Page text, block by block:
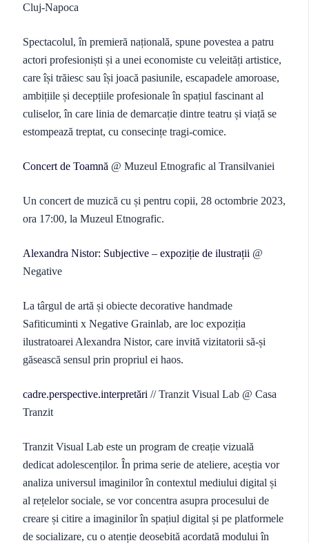
Cluj-Napoca
Spectacolul, în premieră națională, spune povestea a patru
actori profesioniști și a unei economiste cu veleități artistice,
care își trăiesc sau își joacă pasiunile, escapadele amoroase,
ambițiile și decepțiile profesionale în spațiul fascinant al
culiselor, în care linia de demarcație dintre teatru și viață se
estompează treptat, cu consecințe tragi-comice.
Concert de Toamnă @ Muzeul Etnografic al Transilvaniei
Un concert de muzică cu și pentru copii, 28 octombrie 2023,
ora 17:00, la Muzeul Etnografic.
Alexandra Nistor: Subjective – expoziție de ilustrații @
Negative
La târgul de artă și obiecte decorative handmade
Safiticuminti x Negative Grainlab, are loc expoziția
ilustratoarei Alexandra Nistor, care invită vizitatorii să-și
găsească sensul prin propriul ei haos.
cadre.perspective.interpretări // Tranzit Visual Lab @ Casa
Tranzit
Tranzit Visual Lab este un program de creație vizuală
dedicat adolescenților. În prima serie de ateliere, aceștia vor
analiza universul imaginilor în contextul mediului digital și
al rețelelor sociale, se vor concentra asupra procesului de
creare și citire a imaginilor în spațiul digital și pe platformele
de socializare, cu o atenție deosebită acordată modului în